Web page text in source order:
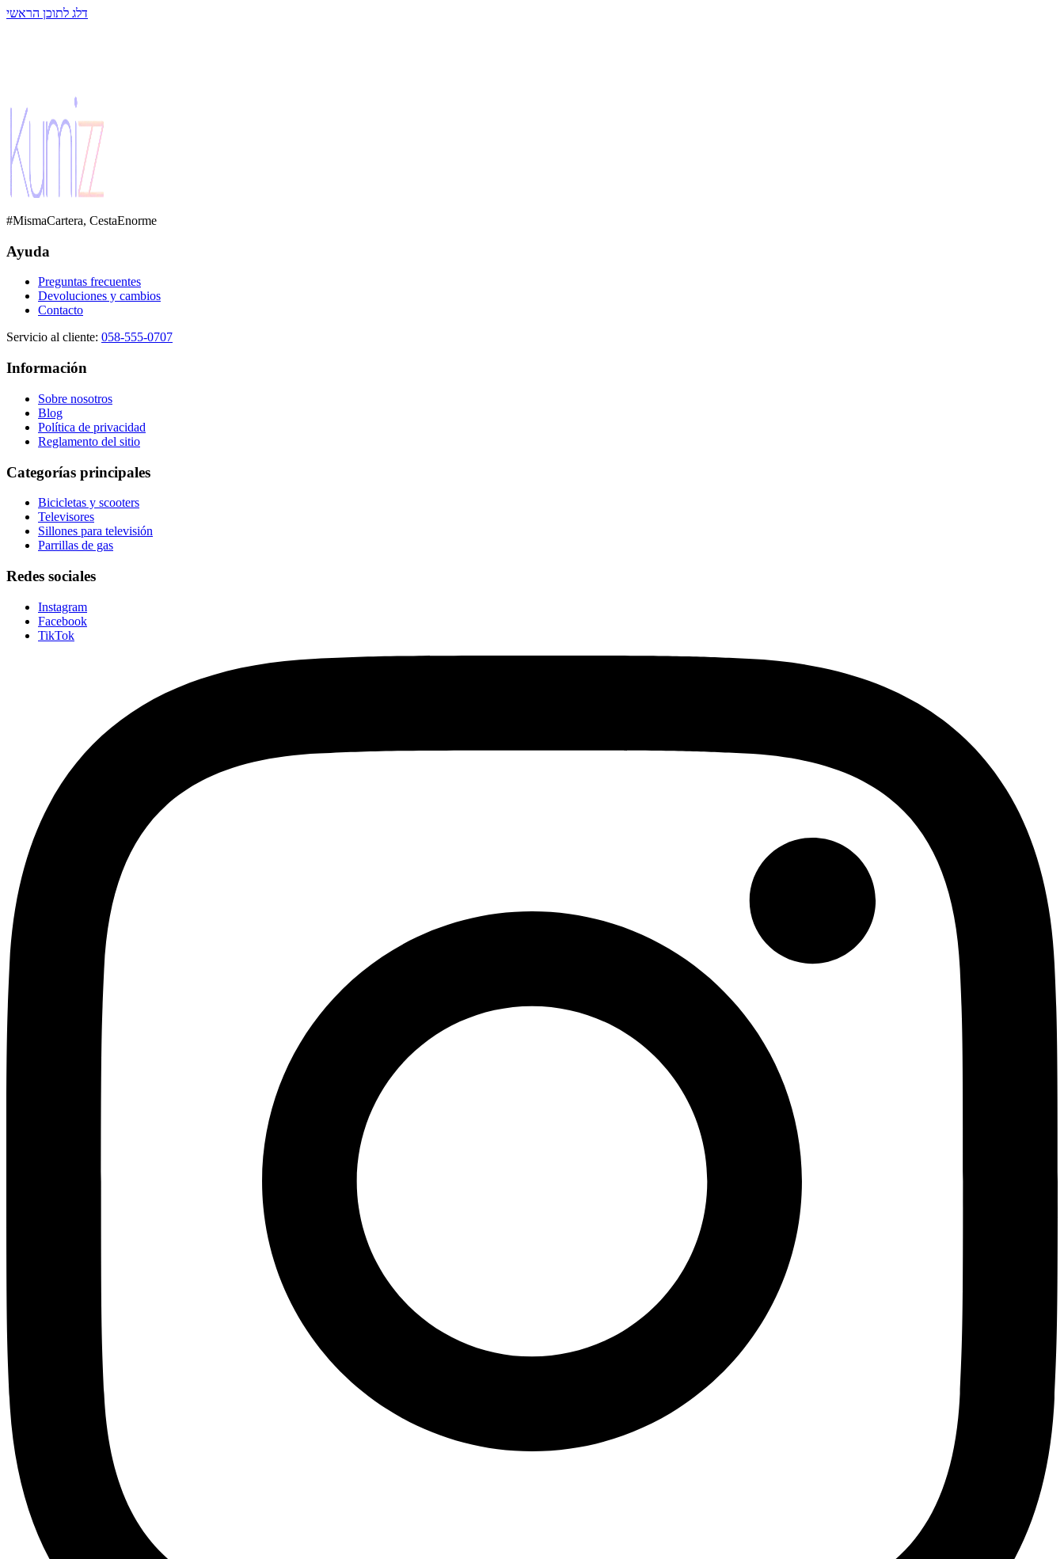
דלג לתוכן הראשי
#MismaCartera, CestaEnorme
Ayuda
Preguntas frecuentes
Devoluciones y cambios
Contacto
Servicio al cliente: 058-555-0707
Información
Sobre nosotros
Blog
Política de privacidad
Reglamento del sitio
Categorías principales
Bicicletas y scooters
Televisores
Sillones para televisión
Parrillas de gas
Redes sociales
Instagram
Facebook
TikTok